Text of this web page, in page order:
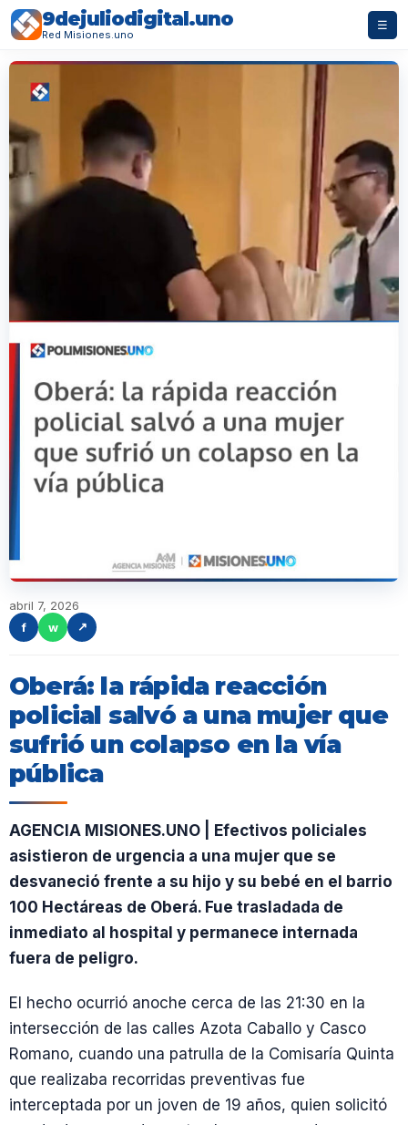
9dejuliodigital.uno
Red Misiones.uno
☰
abril 7, 2026
f
w ↗
Oberá: la rápida reacción
policial salvó a una mujer que
sufrió un colapso en la vía
pública
AGENCIA MISIONES.UNO | Efectivos policiales
asistieron de urgencia a una mujer que se
desvaneció frente a su hijo y su bebé en el barrio
100 Hectáreas de Oberá. Fue trasladada de
inmediato al hospital y permanece internada
fuera de peligro.
El hecho ocurrió anoche cerca de las 21:30 en la
intersección de las calles Azota Caballo y Casco
Romano, cuando una patrulla de la Comisaría Quinta
que realizaba recorridas preventivas fue
interceptada por un joven de 19 años, quien solicitó